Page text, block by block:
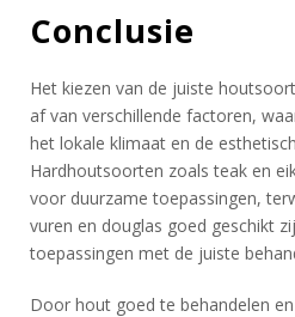
Conclusie
Het kiezen van de juiste
af van verschillende factoren,
het lokale klimaat en de
Hardhoutsoorten zoals teak en
voor duurzame toepassingen,
vuren en douglas goed geschikt
toepassingen met de juiste
Door hout goed te behandelen